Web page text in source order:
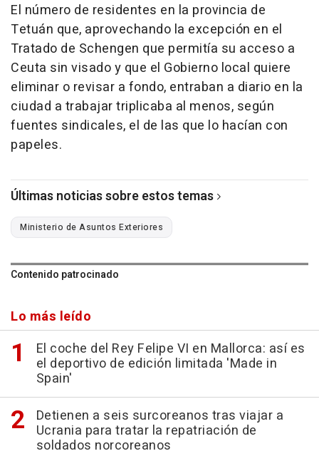
El número de residentes en la provincia de
Tetuán que, aprovechando la excepción en el
Tratado de Schengen que permitía su acceso a
Ceuta sin visado y que el Gobierno local quiere
eliminar o revisar a fondo, entraban a diario en la
ciudad a trabajar triplicaba al menos, según
fuentes sindicales, el de las que lo hacían con
papeles.
Últimas noticias sobre estos temas
Ministerio de Asuntos Exteriores
Contenido patrocinado
Lo más leído
El coche del Rey Felipe VI en Mallorca: así es
el deportivo de edición limitada 'Made in
Spain'
Detienen a seis surcoreanos tras viajar a
Ucrania para tratar la repatriación de
soldados norcoreanos